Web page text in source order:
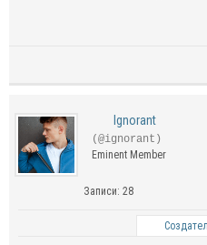
Ignorant
(@ignorant)
Eminent Member
Записи: 28